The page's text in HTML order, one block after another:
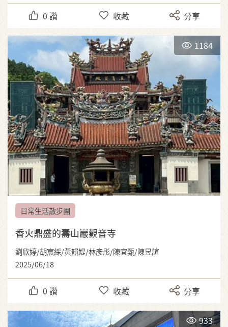
0 讚 收藏 分享
1184
日常生活散步團
香火鼎盛的壽山巖觀音寺
劉欣婷/胡宸綵/黃韻媞/林彥彤/陳宜甄/陳昱諠
2025/06/18
0 讚 收藏 分享
933